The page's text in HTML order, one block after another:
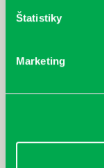
Štatistiky
Marketing